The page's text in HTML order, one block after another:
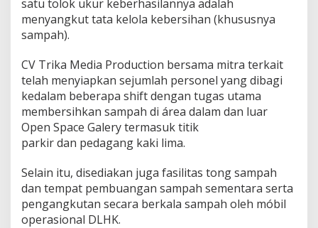
satu tolok ukur keberhasilannya adalah
menyangkut tata kelola kebersihan (khususnya
sampah).
CV Trika Media Production bersama mitra terkait
telah menyiapkan sejumlah personel yang dibagi
kedalam beberapa shift dengan tugas utama
membersihkan sampah di área dalam dan luar
Open Space Galery termasuk titik
parkir dan pedagang kaki lima.
Selain itu, disediakan juga fasilitas tong sampah
dan tempat pembuangan sampah sementara serta
pengangkutan secara berkala sampah oleh móbil
operasional DLHK.